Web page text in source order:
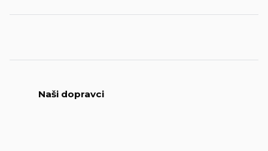
Naši dopravci